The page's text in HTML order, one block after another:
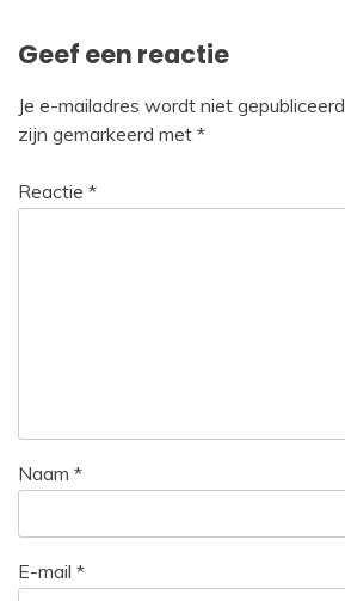
Geef een reactie
Je e-mailadres wordt niet gepubliceerd.
zijn gemarkeerd met *
Reactie *
Naam *
E-mail *